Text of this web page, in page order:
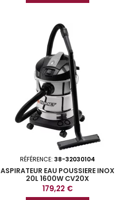
RÉFÉRENCE:38-32030104
ASPIRATEUR EAU POUSSIERE INOX
20L 1600W CV20X
Prix
179,22 €